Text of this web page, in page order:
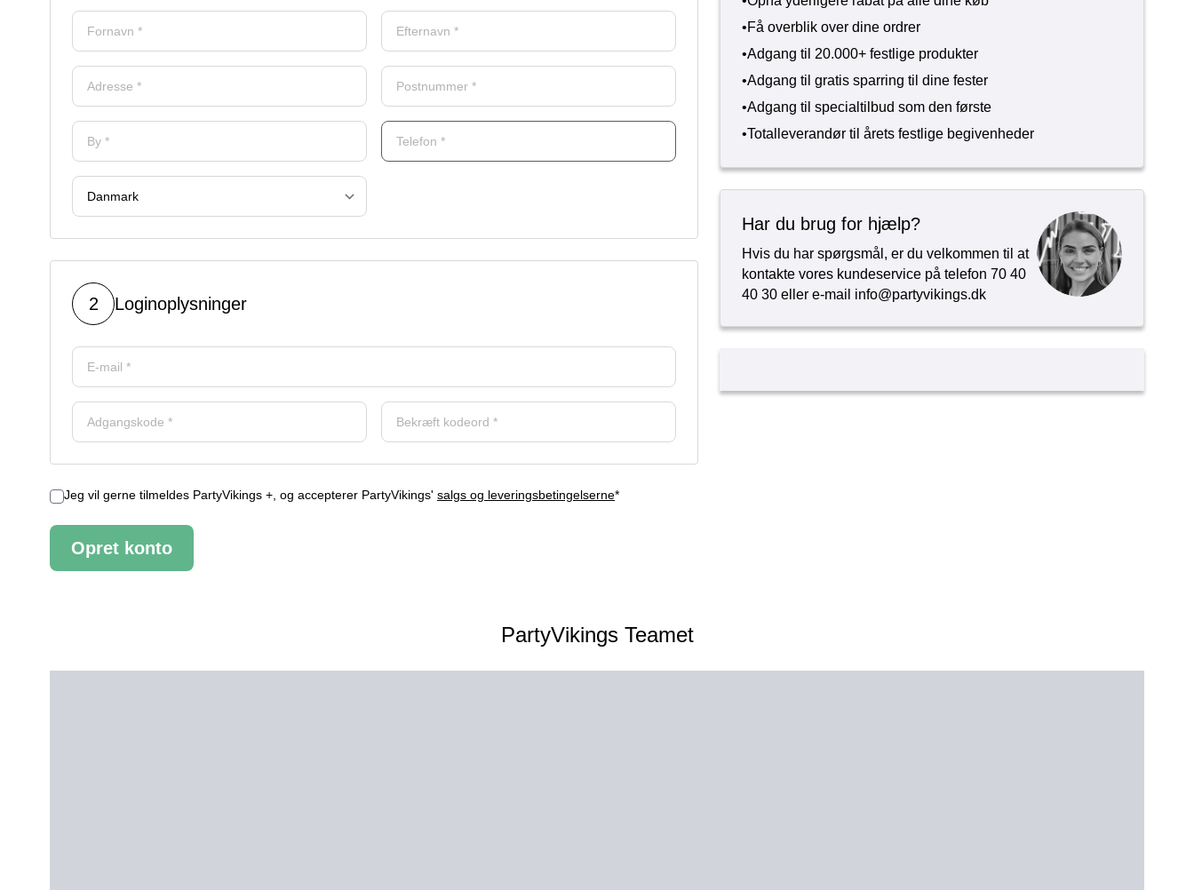
2 Loginoplysninger
Jeg vil gerne tilmeldes PartyVikings +, og accepterer PartyVikings' salgs og leveringsbetingelserne*
Opret konto
•Få overblik over dine ordrer
•Adgang til 20.000+ festlige produkter
•Adgang til gratis sparring til dine fester
•Adgang til specialtilbud som den første
•Totalleverandør til årets festlige begivenheder
Har du brug for hjælp?
Hvis du har spørgsmål, er du velkommen til at
kontakte vores kundeservice på telefon 70 40
40 30eller e-mail info@partyvikings.dk
PartyVikings Teamet